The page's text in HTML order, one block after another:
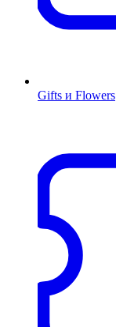
Gifts и Flowers